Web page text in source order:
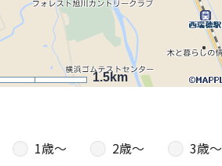
1.5km
1歳〜 2歳〜 3歳〜